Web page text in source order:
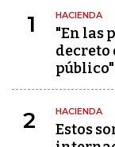
1 HACIENDA
"En las
decreto
público"
2 HACIENDA
Estos